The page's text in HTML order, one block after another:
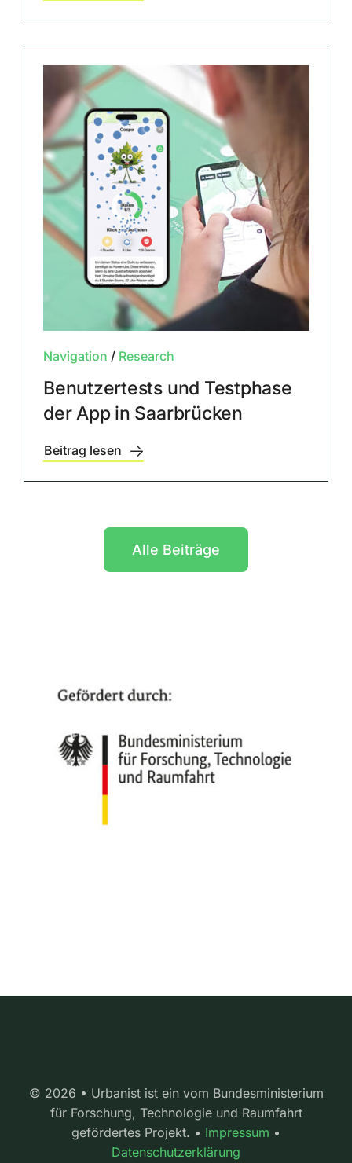
Navigation / Research
Benutzertests und Testphase
der App in Saarbrücken
Beitrag lesen
Alle Beiträge
© 2026 • Urbanist ist ein vom Bundesministerium
für Forschung, Technologie und Raumfahrt
gefördertes Projekt. • Impressum •
Datenschutzerklärung